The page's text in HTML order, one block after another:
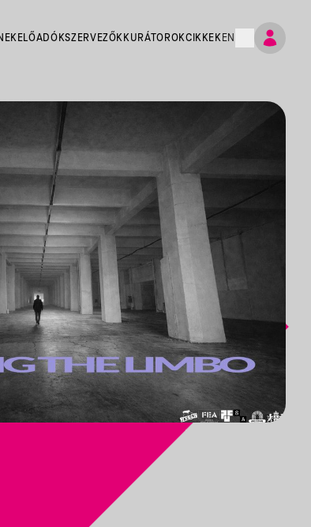
ELŐADÓKSZERVEZŐK KURÁTOROKCIKKEK EN